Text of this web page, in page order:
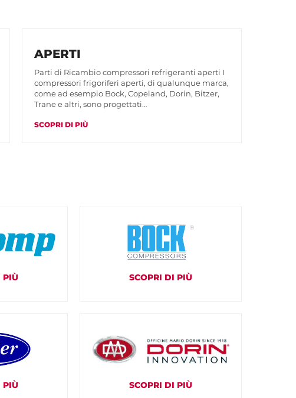
APERTI
Parti di Ricambio compressori refrigeranti aperti I
compressori frigoriferi aperti, di qualunque marca,
come ad esempio Bock, Copeland, Dorin, Bitzer,
Trane e altri, sono progettati…
SCOPRI DI PIÙ
PIÙ SCOPRI DI PIÙ
PIÙ SCOPRI DI PIÙ